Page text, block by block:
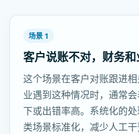
场景 1
客户说账不对，财务
这个场景在客户对账跟进
业遇到这种情况时，通常
下或出错率高。系统化的
类场景标准化，减少人工干